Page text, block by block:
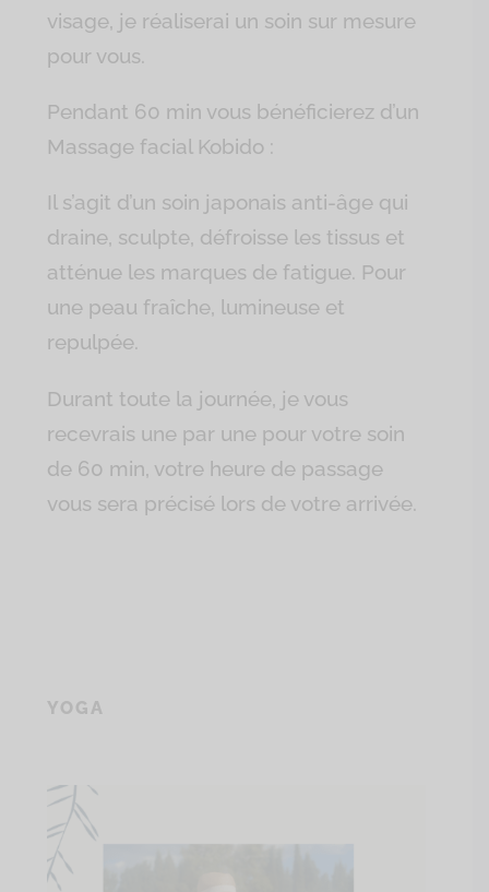
visage, je réaliserai un soin sur mesure
pour vous.
Pendant 60 min vous bénéficierez d’un
Massage facial Kobido :
Il s’agit d’un soin japonais anti-âge qui
draine, sculpte, défroisse les tissus et
atténue les marques de fatigue. Pour
une peau fraîche, lumineuse et
repulpée.
Durant toute la journée, je vous
recevrais une par une pour votre soin
de 60 min, votre heure de passage
vous sera précisé lors de votre arrivée.
YOGA